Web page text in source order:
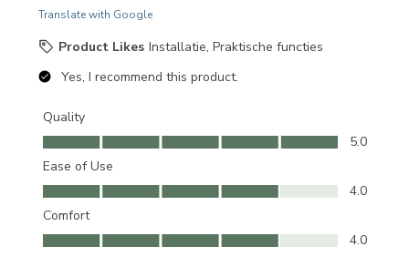
Translate with Google
Product Likes Installatie, Praktische functies
Yes, I recommend this product.
Quality
Quality, 5.0 out of 5
5.0
Ease of Use
Ease of Use, 4.0 out of 5
4.0
Comfort
Comfort, 4.0 out of 5
4.0